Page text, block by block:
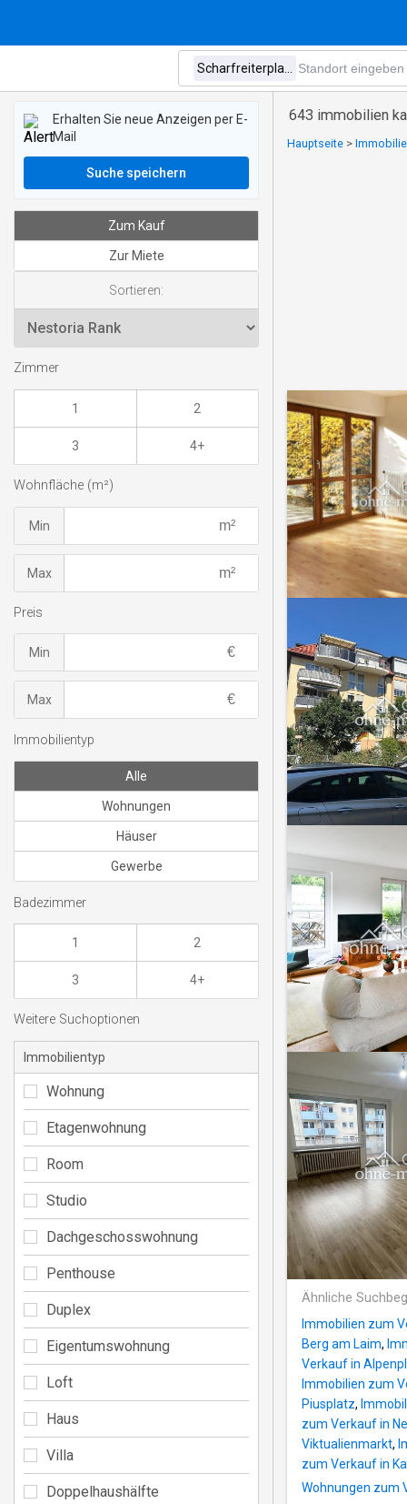
643 immobilien
Hauptseite >
Ähnliche
Immobilien zum
Berg am Laim,
Verkauf in
Immobilien zum
Piusplatz,
zum Verkauf in
Viktualienmarkt,
zum Verkauf in
Wohnungen zum
Erhalten Sie neue Anzeigen per E-
Mail
Suche speichern
Zum Kauf
Zur Miete
Sortieren:
Zimmer
1 2
3 4+
Wohnfläche (m²)
Min
Max
Preis
Min
Max
Immobilientyp
Alle
Wohnungen
Häuser
Gewerbe
Badezimmer
1 2
3 4+
Weitere Suchoptionen
Immobilientyp
Wohnung
Etagenwohnung
Room
Studio
Dachgeschosswohnung
Penthouse
Duplex
Eigentumswohnung
Loft
Haus
Villa
Doppelhaushälfte